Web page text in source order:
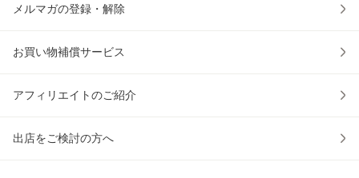
メルマガの登録・解除
お買い物補償サービス
アフィリエイトのご紹介
出店をご検討の方へ